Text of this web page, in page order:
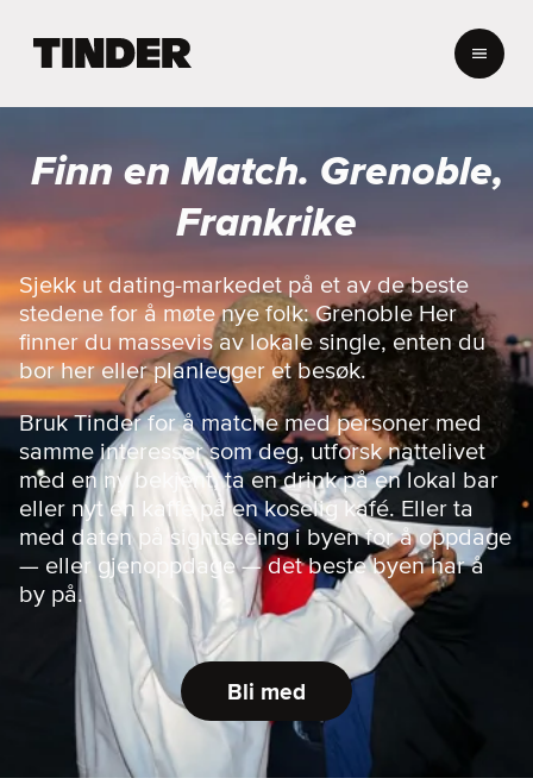
r
h
e
m
m
e
s
i
d
e
Finn en Match. Grenoble,
Frankrike
Sjekk ut dating-markedet på et av de beste
stedene for å møte nye folk: Grenoble Her
finner du massevis av lokale single, enten du
bor her eller planlegger et besøk.
Bruk Tinder for å matche med personer med
samme interesser som deg, utforsk nattelivet
med en ny bekjent, ta en drink på en lokal bar
eller nyt en kaffe på en koselig kafé. Eller ta
med daten på sightseeing i byen for å oppdage
— eller gjenoppdage — det beste byen har å
by på.
Bli med